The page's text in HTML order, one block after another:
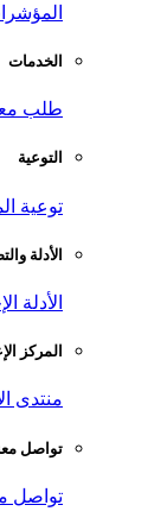
الخدمات
طلب
التوعية
توعية
الأدلة
الأدلة
المركز
منتدى
تواصل
تواصل